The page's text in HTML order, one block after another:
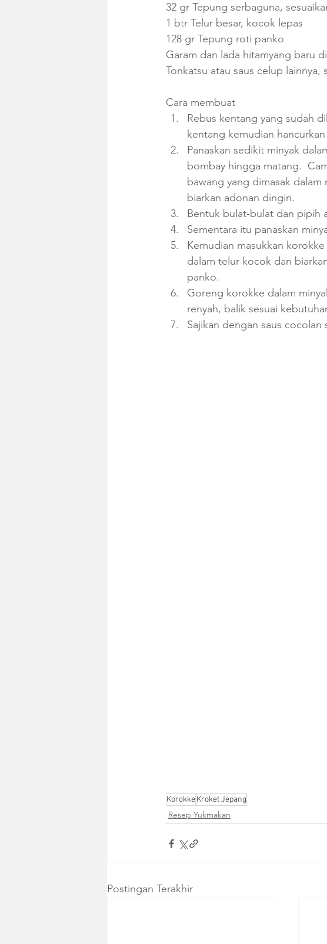
32 gr Tepung serbaguna,
1 btr Telur besar, kocok lepas
128 gr Tepung roti panko
Garam dan lada hitamyang baru
Tonkatsu atau saus celup lainnya,
Cara membuat
Rebus kentang yang sudah
kentang kemudian
Panaskan sedikit minyak
bombay hingga matang.
bawang yang dimasak
biarkan adonan dingin.
Bentuk bulat-bulat dan pipih
Sementara itu panaskan
Kemudian masukkan
dalam telur kocok dan
panko.
Goreng korokke dalam
renyah, balik sesuai
Sajikan dengan saus cocolan
KorokkeKroket Jepang
Resep Yukmakan
Postingan Terakhir